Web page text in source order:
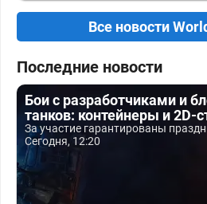
Все новости
Последние новости
Бои с разработчиками и
танков: контейнеры и 2D-
За участие гарантированы
Сегодня, 12:20